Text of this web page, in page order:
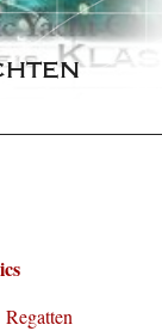
Regatten